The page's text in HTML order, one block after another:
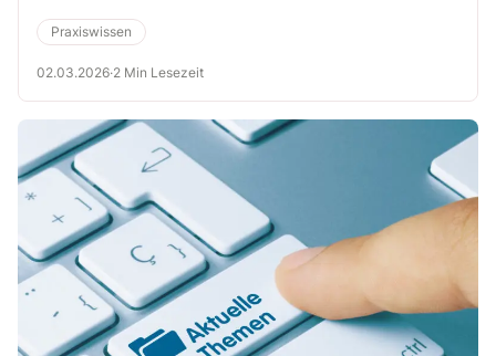
Praxiswissen
02.03.2026·2 Min Lesezeit